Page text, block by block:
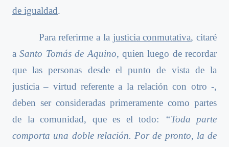
de igualdad.
Para referirme a la justicia conmutativa, citaré
aSanto Tomás de Aquino, quien luego de recordar
que las personas desde el punto de vista de la
justicia – virtud referente a la relación con otro -,
deben ser consideradas primeramente como partes
de la comunidad, que es el todo:
“Toda parte
comporta una doble relación. Por de pronto, la de